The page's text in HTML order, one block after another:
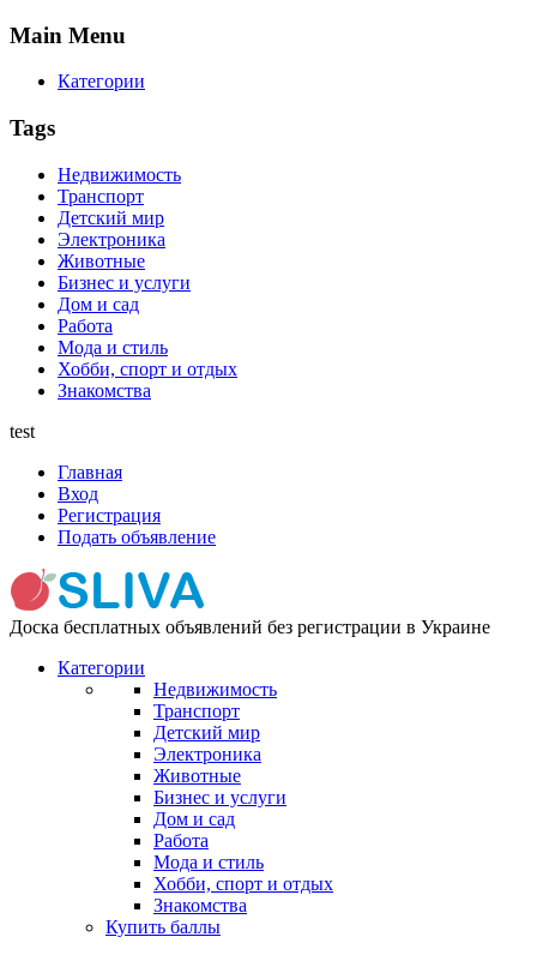
Main Menu
Категории
Tags
Недвижимость
Транспорт
Детский мир
Электроника
Животные
Бизнес и услуги
Дом и сад
Работа
Мода и стиль
Хобби, спорт и отдых
Знакомства
test
Главная
Вход
Регистрация
Подать объявление
Доска бесплатных объявлений без регистрации в Украине
Категории
Недвижимость
Транспорт
Детский мир
Электроника
Животные
Бизнес и услуги
Дом и сад
Работа
Мода и стиль
Хобби, спорт и отдых
Знакомства
Купить баллы